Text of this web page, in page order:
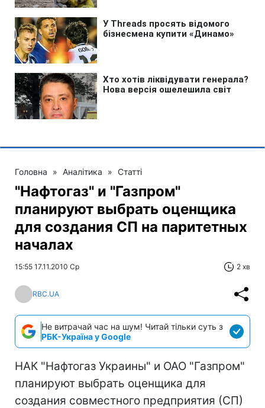
Головна » Аналітика » Статті
"Нафтогаз" и "Газпром"
планируют выбрать оценщика
для создания СП на паритетных
началах
15:55 17.11.2010 Ср 2 хв
RBC.UA
Не витрачай час на шум! Читай тільки суть з
РБК-Україна у Google
НАК "Нафтогаз Украины" и ОАО "Газпром"
планируют выбрать оценщика для
создания совместного предприятия (СП)